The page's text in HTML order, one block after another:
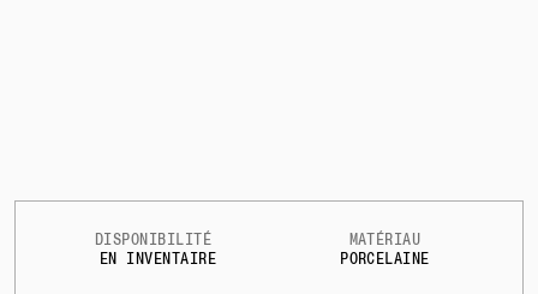
DISPONIBILITÉ
EN INVENTAIRE
MATÉRIAU
PORCELAINE